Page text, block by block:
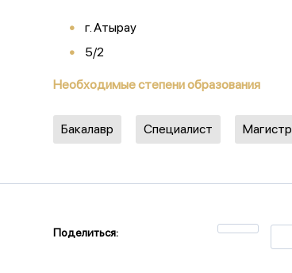
г. Атырау
5/2
Необходимые степени образования
Бакалавр Специалист Магистр
Поделиться: